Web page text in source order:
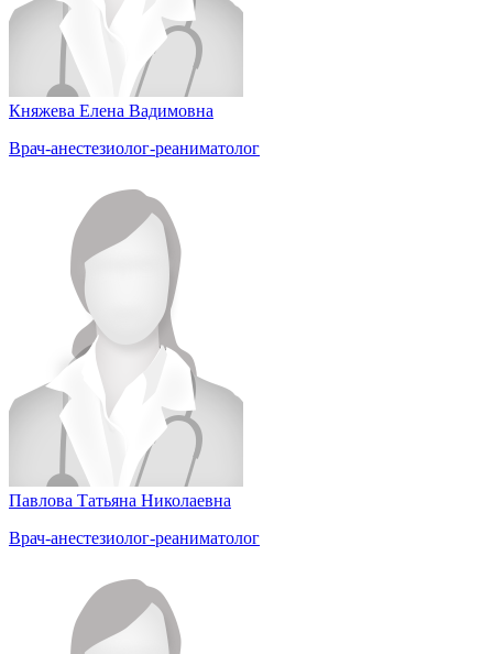
Княжева Елена Вадимовна
Врач-анестезиолог-реаниматолог
Павлова Татьяна Николаевна
Врач-анестезиолог-реаниматолог